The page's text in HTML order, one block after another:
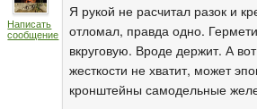
Написать
сообщение
Я рукой не расчитал разок и
отломал, правда одно.
вкруговую. Вроде держит. А
жесткости не хватит, может
кронштейны самодельные